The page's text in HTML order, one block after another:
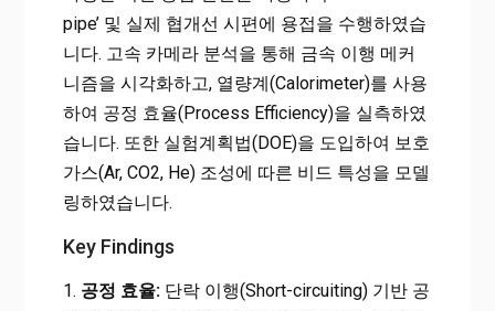
pipe’ 및 실제 협개선 시편에 용접을 수행하였습
니다. 고속 카메라 분석을 통해 금속 이행 메커
니즘을 시각화하고, 열량계(Calorimeter)를 사용
하여 공정 효율(Process Efficiency)을 실측하였
습니다. 또한 실험계획법(DOE)을 도입하여 보호
가스(Ar, CO2, He) 조성에 따른 비드 특성을 모델
링하였습니다.
Key Findings
1. 공정 효율:단락 이행(Short-circuiting) 기반 공